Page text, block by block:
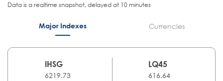
Data is a realtime snapshot, delayed at 10 minutes
Major Indexes Currencies
IHSG
6219.73
LQ45
616.64